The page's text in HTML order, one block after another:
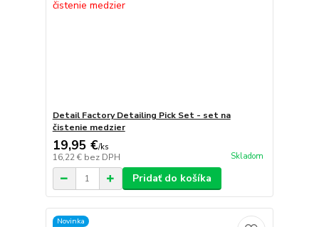
Detail Factory Detailing Pick Set - set na
čistenie medzier
19,95 €/ks
16,22 € bez DPH Skladom
Pridať do košíka
Novinka